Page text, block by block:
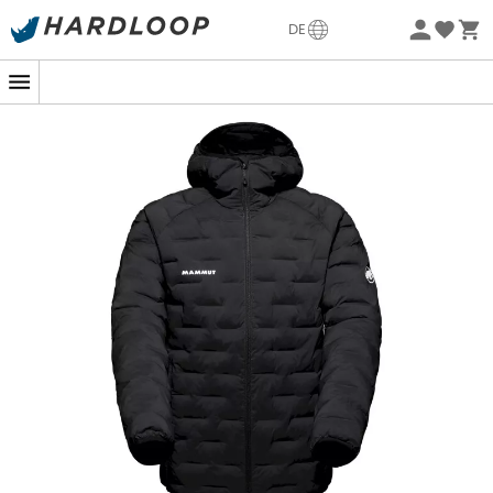
DE
Sommerangebote🔥 -5% EXTRA ab 2 Produkten* Code
Ob Sie nun ein Biwak in den Hochalpen planen oder
einen herbstlichen Ausflug in den Wald, dieSender IN
Hooded KunstfaserjackefürHerrenvon
Mammut
steht Ihnen zur Seite, um der Kälte zu trotzen. Diese
Kunstfaserjackewurde entwickelt, um Abenteurer
auch unter den härtesten Bedingungen warm zu halten,
dank ihrer hochwertigen Daunenisolierung, die eine